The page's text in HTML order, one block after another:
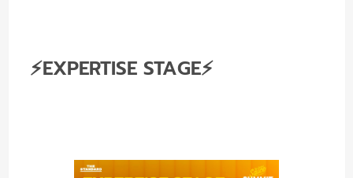
⚡EXPERTISE STAGE⚡